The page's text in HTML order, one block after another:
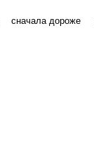
сначала дороже